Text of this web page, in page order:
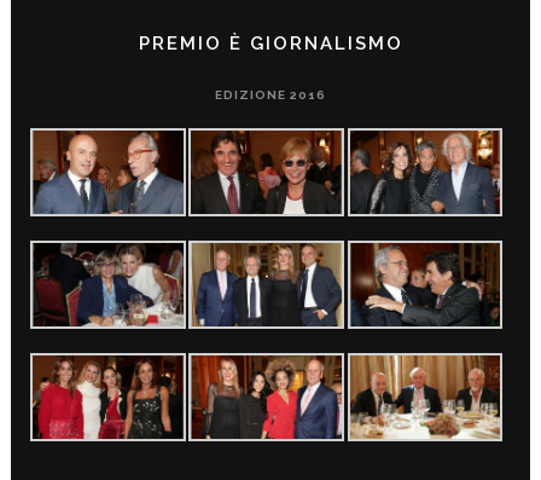
PREMIO È GIORNALISMO
EDIZIONE 2016